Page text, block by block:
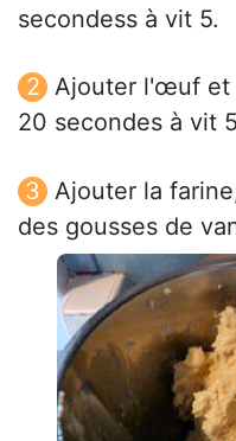
secondess à vit 5.
Ajouter l'œuf et
20 secondes à vit
Ajouter la
des gousses de